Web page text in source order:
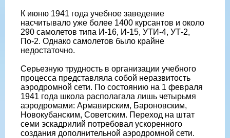
К июню 1941 года учебное заведение
насчитывало уже более 1400 курсантов и около
290 самолетов типа И-16, И-15, УТИ-4, УТ-2,
По-2. Однако самолетов было крайне
недостаточно.
Серьезную трудность в организации учебного
процесса представляла собой неразвитость
аэродромной сети. По состоянию на 1 февраля
1941 года школа располагала лишь четырьмя
аэродромами: Армавирским, Бароновским,
Новокубанским, Советским. Переход на штат
семи эскадрилий потребовал ускоренного
создания дополнительной аэродромной сети.